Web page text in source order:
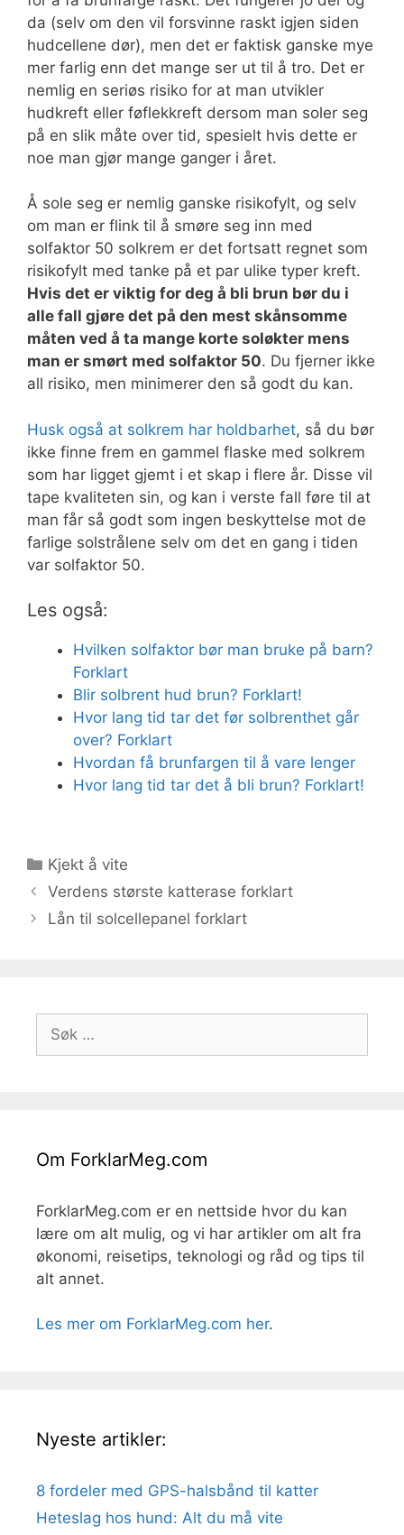
da (selv om den vil forsvinne raskt igjen siden
hudcellene dør), men det er faktisk ganske mye
mer farlig enn det mange ser ut til å tro. Det er
nemlig en seriøs risiko for at man utvikler
hudkreft eller føflekkreft dersom man soler seg
på en slik måte over tid, spesielt hvis dette er
noe man gjør mange ganger i året.
Å sole seg er nemlig ganske risikofylt, og selv
om man er flink til å smøre seg inn med
solfaktor 50 solkrem er det fortsatt regnet som
risikofylt med tanke på et par ulike typer kreft.
Hvis det er viktig for deg å bli brun bør du i
alle fall gjøre det på den mest skånsomme
måten ved å ta mange korte soløkter mens
man er smørt med solfaktor 50. Du fjerner ikke
all risiko, men minimerer den så godt du kan.
Husk også at solkrem har holdbarhet, så du bør
ikke finne frem en gammel flaske med solkrem
som har ligget gjemt i et skap i flere år. Disse vil
tape kvaliteten sin, og kan i verste fall føre til at
man får så godt som ingen beskyttelse mot de
farlige solstrålene selv om det en gang i tiden
var solfaktor 50.
Les også:
Hvilken solfaktor bør man bruke på barn?
Forklart
Blir solbrent hud brun? Forklart!
Hvor lang tid tar det før solbrenthet går
over? Forklart
Hvordan få brunfargen til å vare lenger
Hvor lang tid tar det å bli brun? Forklart!
Kategorier
Kjekt å vite
Verdens største katterase forklart
Lån til solcellepanel forklart
etter:
Om ForklarMeg.com
ForklarMeg.com er en nettside hvor du kan
lære om alt mulig, og vi har artikler om alt fra
økonomi, reisetips, teknologi og råd og tips til
alt annet.
Les mer om ForklarMeg.com her.
Nyeste artikler:
8 fordeler med GPS-halsbånd til katter
Heteslag hos hund: Alt du må vite